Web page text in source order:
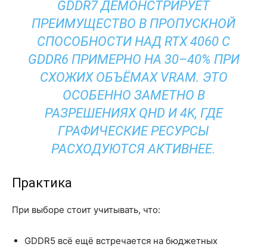
GDDR7 ДЕМОНСТРИРУЕТ
ПРЕИМУЩЕСТВО В ПРОПУСКНОЙ
СПОСОБНОСТИ НАД RTX 4060 С
GDDR6 ПРИМЕРНО НА 30–40% ПРИ
СХОЖИХ ОБЪЁМАХ VRAM. ЭТО
ОСОБЕННО ЗАМЕТНО В
РАЗРЕШЕНИЯХ QHD И 4K, ГДЕ
ГРАФИЧЕСКИЕ РЕСУРСЫ
РАСХОДУЮТСЯ АКТИВНЕЕ.
Практика
При выборе стоит учитывать, что:
GDDR5 всё ещё встречается на бюджетных